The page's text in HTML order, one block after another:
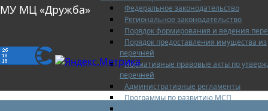
Федеральное законодательство
Региональное законодательство
Порядок формирования и ведения
Порядок предоставления имущества из
перечней
Нормативные правовые акты по
перечней
Административные регламенты
Программы по развитию МСП
МУ МЦ «Дружба»